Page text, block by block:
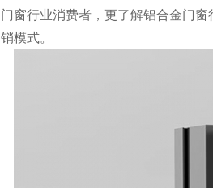
门窗行业消费者，更了解铝合金门
销模式。